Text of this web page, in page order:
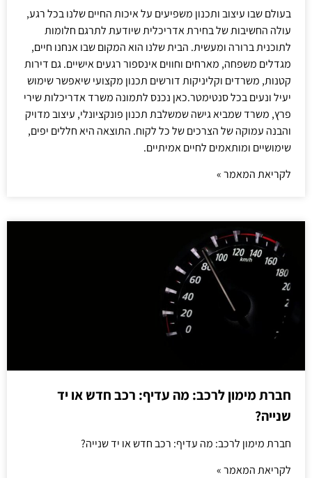
בעולם שבו עיצוב ותכנון משפיעים על איכות החיים שלנו בכל רגע,
עולה החשיבות של בחירת אדריכלית שיודעת לתרגם חלומות
לתוכנית ברורה ומעשית. הבית שלנו הוא המקום שבו אנחנו חיים,
מגדלים משפחה, מארחים וחווים אינספור רגעים אישיים. גם דירות
קטנות, משרדים וקליניקות דורשים תכנון מקצועי שיאפשר שימוש
יעיל ונעים בכל סנטימטר.כאן נכנס לתמונה משרד אדריכלות שירי
פרץ, משרד שמביא גישה שמשלבת תכנון פונקציונלי, עיצוב מדויק
והבנה עמוקה של הצרכים של כל לקוח. התוצאה היא חללים יפים,
שימושיים ומותאמים לחיים אמיתיים.
לקריאת המאמר »
חברת מימון לרכב: מה עדיף: רכב חדש או יד
שנייה?
חברת מימון לרכב: מה עדיף: רכב חדש או יד שנייה?
לקריאת המאמר »